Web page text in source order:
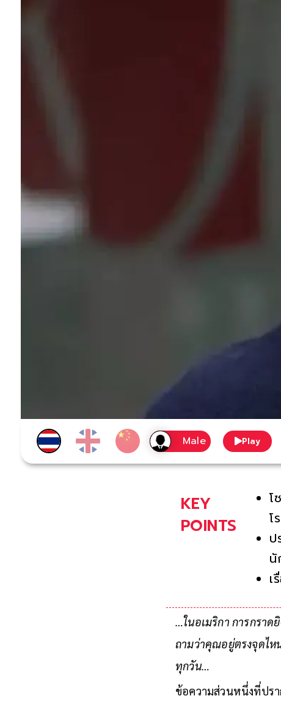
Play
KEY
POINTS
โ
โ
ป
นั
เ
…ในอเมริกา การกรา
ถามว่าคุณอยู่ตรงจุดไห
ทุกวัน…
ข้อความส่วนหนึ่งที่ปร